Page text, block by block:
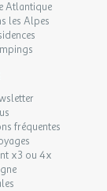
Atlantique
les Alpes
fréquentes
x3 ou 4x